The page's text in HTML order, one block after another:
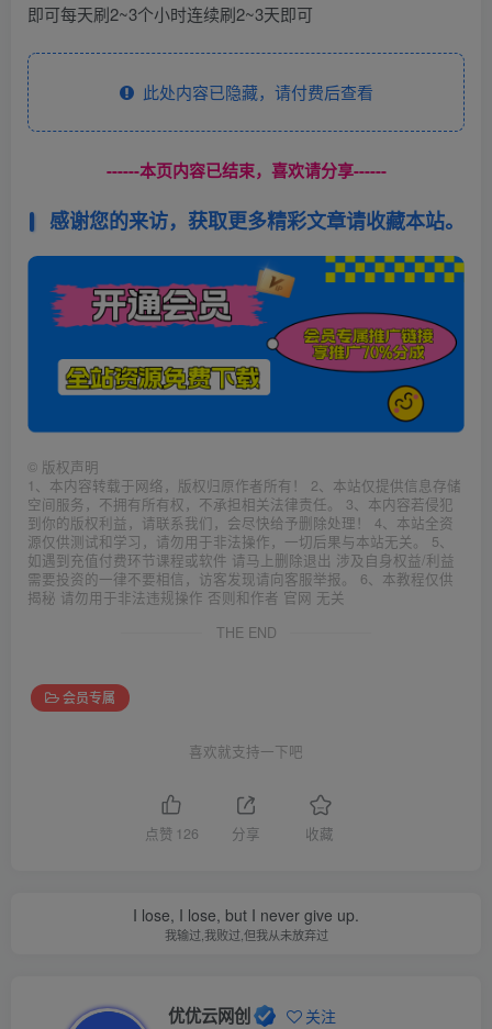
即可每天刷2~3个小时连续刷2~3天即可
此处内容已隐藏，请付费后查看
------本页内容已结束，喜欢请分享------
感谢您的来访，获取更多精彩文章请收藏本站。
© 版权声明
1、本内容转载于网络，版权归原作者所有！ 2、本站仅提供信息存储
空间服务，不拥有所有权，不承担相关法律责任。 3、本内容若侵犯
到你的版权利益，请联系我们，会尽快给予删除处理！ 4、本站全资
源仅供测试和学习，请勿用于非法操作，一切后果与本站无关。 5、
如遇到充值付费环节课程或软件 请马上删除退出 涉及自身权益/利益
需要投资的一律不要相信，访客发现请向客服举报。 6、本教程仅供
揭秘 请勿用于非法违规操作 否则和作者 官网 无关
THE END
会员专属
喜欢就支持一下吧
点赞 126 分享 收藏
I lose, I lose, but I never give up.
我输过,我败过,但我从未放弃过
优优云网创 关注